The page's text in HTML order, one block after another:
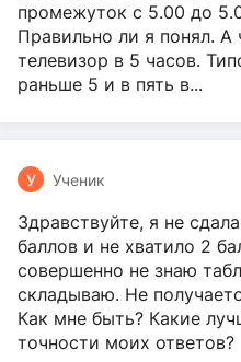
промежуток с 5.00 до
Правильно ли я понял. А
телевизор в 5 часов.
раньше 5 и в пять в...
У Ученик
Здравствуйте, я не
баллов и не хватило 2
совершенно не знаю
складываю. Не
Как мне быть? Какие
точности моих ответов?